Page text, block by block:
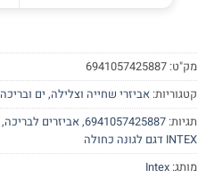
מק"ט: 6941057425887
קטגוריות: אביזרי שחייה וצלילה, ים ובריכה
תגיות: 6941057425887
,אביזרים לבריכה,
INTEX דגם לגונה כחולה
מותג: Intex